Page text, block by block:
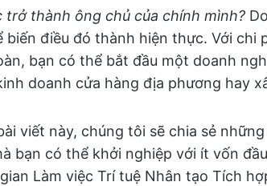
trở thành ông chủ của chính mình?
biến điều đó thành hiện thực. Với chi
bạn có thể bắt đầu một doanh
doanh cửa hàng địa phương hay
viết này, chúng tôi sẽ chia sẻ
bạn có thể khởi nghiệp với ít vốn
Làm việc Trí tuệ Nhân tạo Tích